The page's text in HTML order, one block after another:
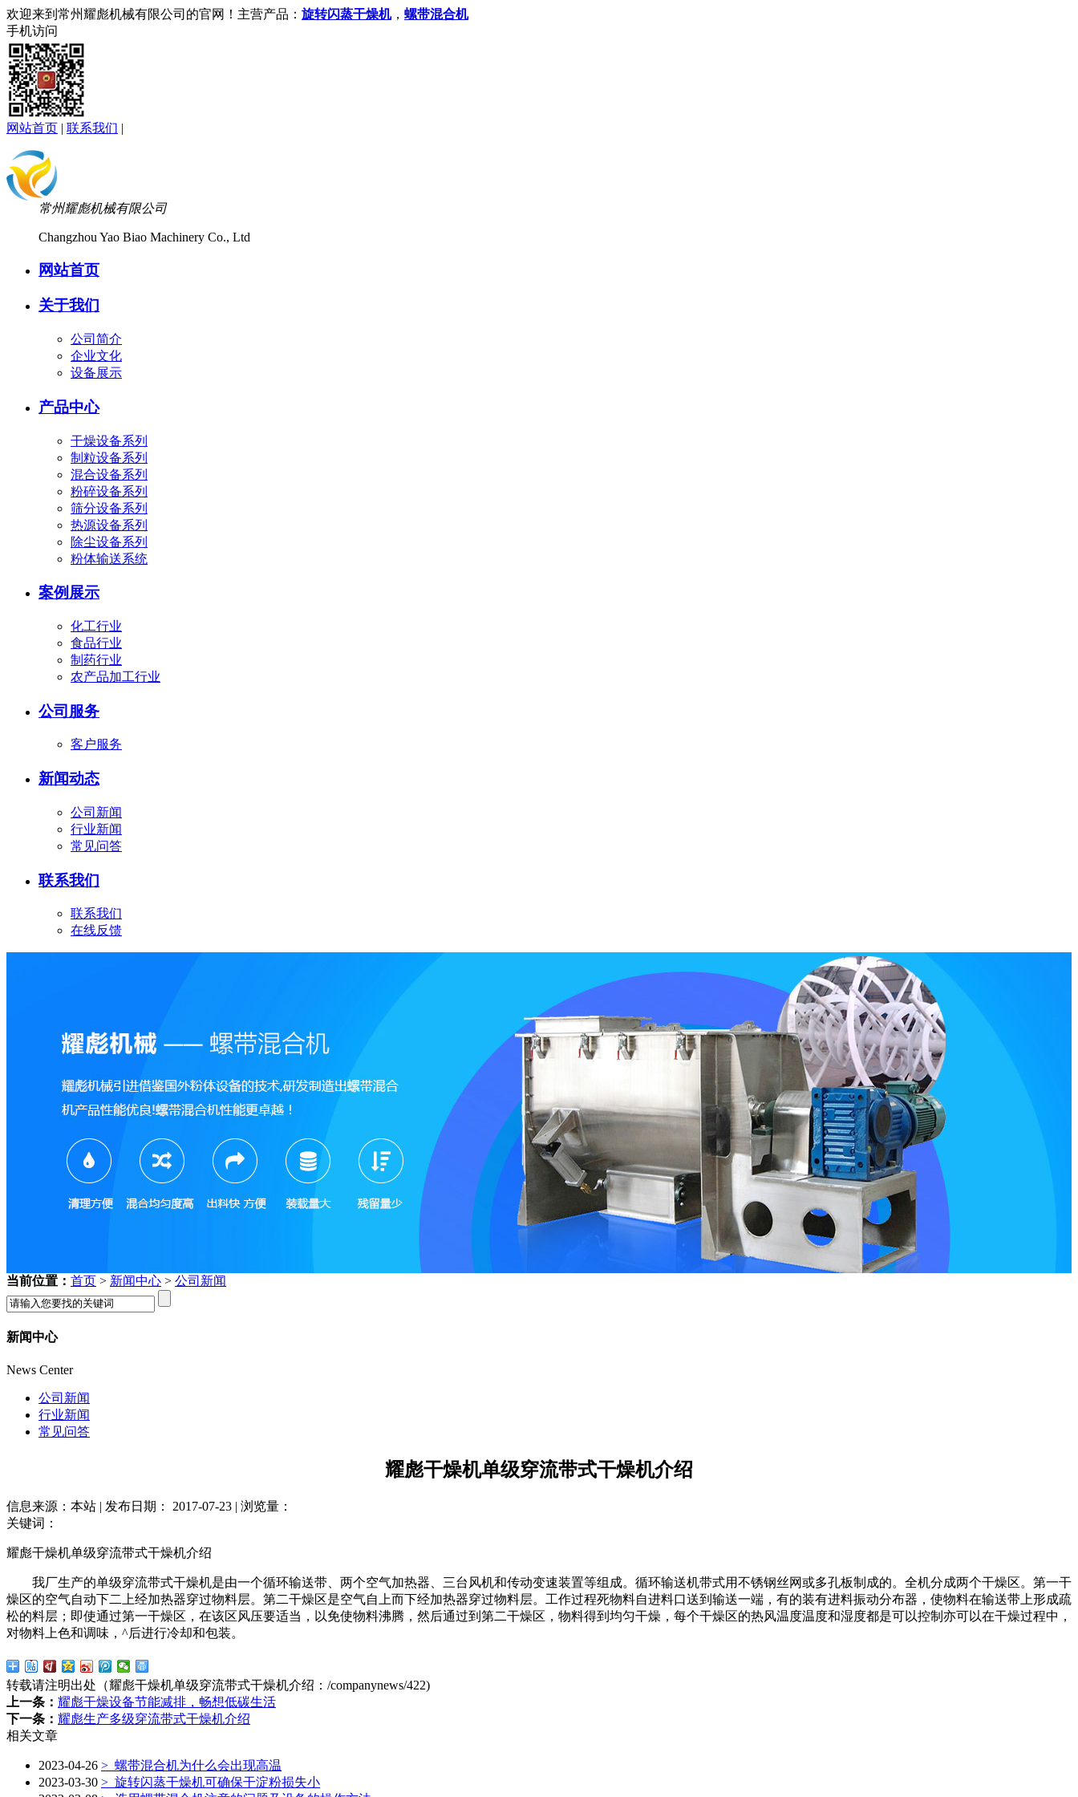
欢迎来到常州耀彪机械有限公司的官网！主营产品： 旋转闪蒸干燥机， 螺带混合机
手机访问
网站首页 | 联系我们 |
常州耀彪机械有限公司
Changzhou Yao Biao Machinery Co., Ltd
网站首页
关于我们
公司简介
企业文化
设备展示
产品中心
干燥设备系列
制粒设备系列
混合设备系列
粉碎设备系列
筛分设备系列
热源设备系列
除尘设备系列
粉体输送系统
案例展示
化工行业
食品行业
制药行业
农产品加工行业
公司服务
客户服务
新闻动态
公司新闻
行业新闻
常见问答
联系我们
联系我们
在线反馈
当前位置： 首页 > 新闻中心 > 公司新闻
新闻中心
News Center
公司新闻
行业新闻
常见问答
耀彪干燥机单级穿流带式干燥机介绍
信息来源：本站 | 发布日期： 2017-07-23 | 浏览量：
关键词：
耀彪干燥机单级穿流带式干燥机介绍
我厂生产的单级穿流带式干燥机是由一个循环输送带、两个空气加热器、三台风机和传动变速装置等组成。循环输送机带式用不锈钢丝网或多孔板制成的。全机分成两个干燥区。第一干
燥区的空气自动下二上经加热器穿过物料层。第二干燥区是空气自上而下经加热器穿过物料层。工作过程死物料自进料口送到输送一端，有的装有进料振动分布器，使物料在输送带上形成疏
松的料层；即使通过第一干燥区，在该区风压要适当，以免使物料沸腾，然后通过到第二干燥区，物料得到均匀干燥，每个干燥区的热风温度温度和湿度都是可以控制亦可以在干燥过程中，
对物料上色和调味，^后进行冷却和包装。
转载请注明出处（耀彪干燥机单级穿流带式干燥机介绍： /companynews/422)
上一条： 耀彪干燥设备节能减排，畅想低碳生活
下一条： 耀彪生产多级穿流带式干燥机介绍
相关文章
2023-04-26 > 螺带混合机为什么会出现高温
2023-03-30 > 旋转闪蒸干燥机可确保干淀粉损失小